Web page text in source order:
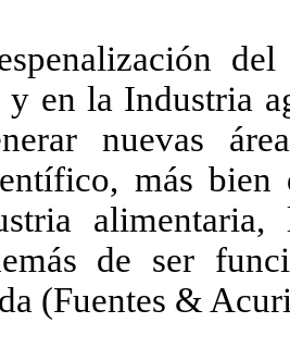
y en la Industria
nuevas
más bien
de ser
(Fuentes &